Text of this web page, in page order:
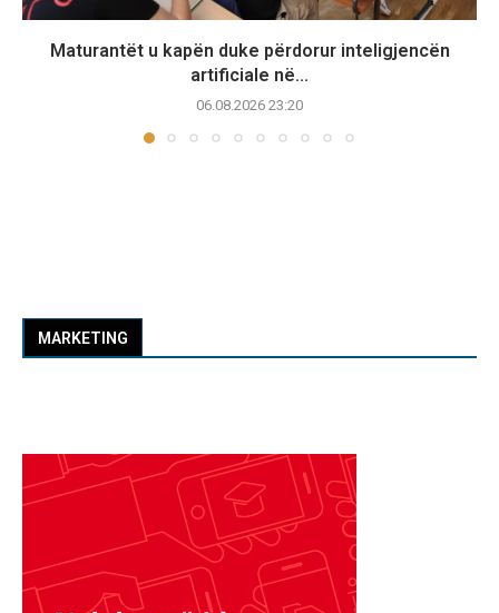
Maturantët u kapën duke përdorur inteligjencën
artificiale në...
06.08.2026 23:20
MARKETING